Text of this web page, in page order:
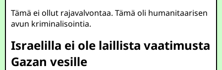
Tämä ei ollut rajavalvontaa. Tämä oli humanitaarisen
avun kriminalisointia.
Israelilla ei ole laillista vaatimusta
Gazan vesille